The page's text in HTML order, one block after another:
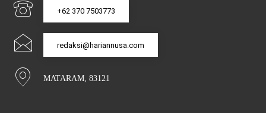
+62 370 7503773
redaksi@hariannusa.com
MATARAM, 83121